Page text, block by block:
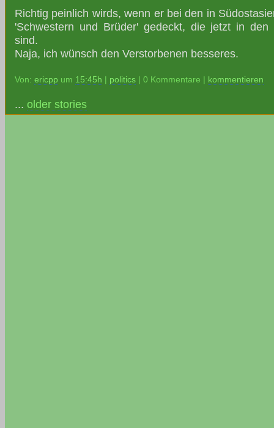
Richtig peinlich wirds, wenn er bei den in
'Schwestern und Brüder' gedeckt, die jetzt in den
sind.
Naja, ich wünsch den Verstorbenen besseres.
Von: ericpp um 15:45h politics | 0 Kommentare | kommentieren
... older stories